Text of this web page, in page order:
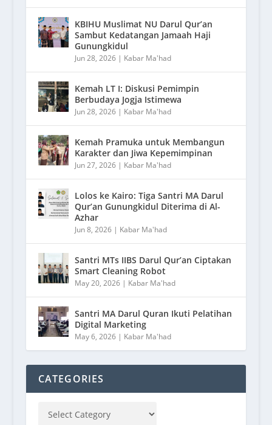
KBIHU Muslimat NU Darul Qur’an
Sambut Kedatangan Jamaah Haji
Gunungkidul
Jun 28, 2026| Kabar Ma'had
Kemah LT I: Diskusi Pemimpin
Berbudaya Jogja Istimewa
Jun 28, 2026| Kabar Ma'had
Kemah Pramuka untuk Membangun
Karakter dan Jiwa Kepemimpinan
Jun 27, 2026| Kabar Ma'had
Lolos ke Kairo: Tiga Santri MA Darul
Qur’an Gunungkidul Diterima di Al-
Azhar
Jun 8, 2026| Kabar Ma'had
Santri MTs IIBS Darul Qur’an Ciptakan
Smart Cleaning Robot
May 20, 2026| Kabar Ma'had
Santri MA Darul Quran Ikuti Pelatihan
Digital Marketing
May 6, 2026| Kabar Ma'had
CATEGORIES